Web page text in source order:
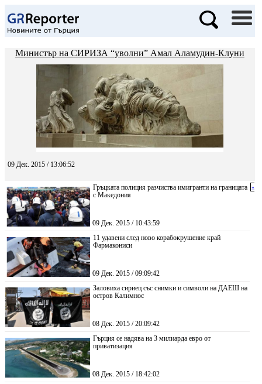
Министър на СИРИЗА “уволни” Амал Аламудин-Клуни
09 Дек. 2015 / 13:06:52
Гръцката полиция разчиства имигранти на границата
с Македония
09 Дек. 2015 / 10:43:59
11 удавени след ново корабокрушение край
Фармакониси
09 Дек. 2015 / 09:09:42
Заловиха сириец със снимки и символи на ДАЕШ на
остров Калимнос
08 Дек. 2015 / 20:09:42
Гърция се надява на 3 милиарда евро от
приватизация
08 Дек. 2015 / 18:42:02
«